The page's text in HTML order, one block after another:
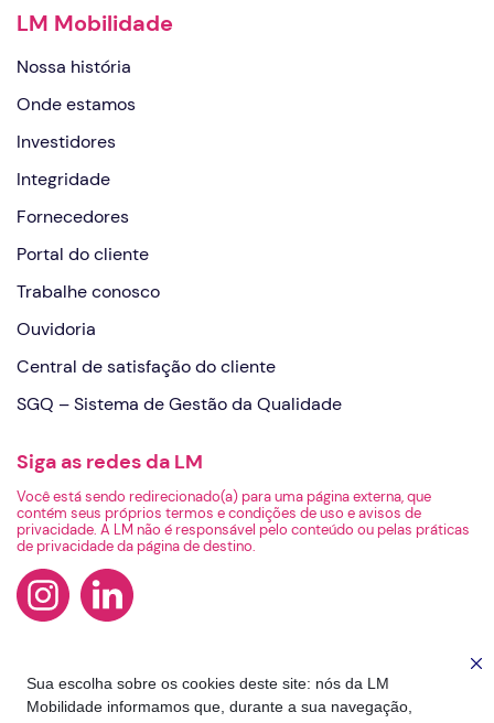
Sua escolha sobre os cookies deste site: nós da LM
Mobilidade informamos que, durante a sua navegação,
LM Mobilidade
Nossa história
Onde estamos
Investidores
Integridade
Fornecedores
Portal do cliente
Trabalhe conosco
Ouvidoria
Central de satisfação do cliente
SGQ – Sistema de Gestão da Qualidade
Siga as redes da LM
Você está sendo redirecionado(a) para uma página externa, que
contém seus próprios termos e condições de uso e avisos de
privacidade. A LM não é responsável pelo conteúdo ou pelas práticas
de privacidade da página de destino.